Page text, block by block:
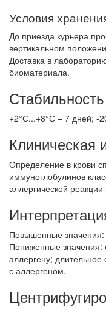
Условия
До приезда курьера
вертикальном
Доставка в
биоматериала.
+2°С...+8°С – 7 дней; -
Клиническая
Определение в крови
иммуноглобулинов
аллергической
Повышенные значения:
Пониженные значения:
аллергену; длительное
с аллергеном.